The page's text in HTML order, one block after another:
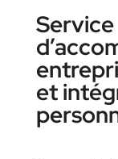
Service
et